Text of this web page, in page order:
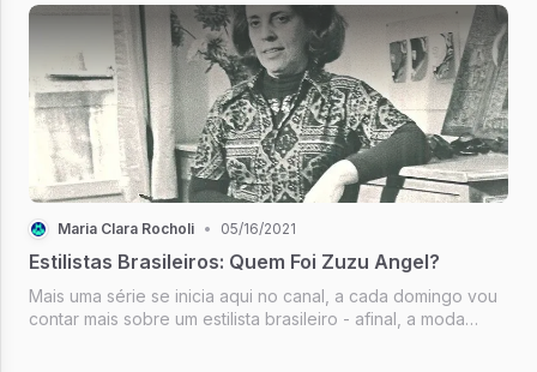
Maria Clara Rocholi • 05/16/2021
Estilistas Brasileiros: Quem Foi Zuzu Angel?
Mais uma série se inicia aqui no canal, a cada domingo vou
contar mais sobre um estilista brasileiro - afinal, a moda